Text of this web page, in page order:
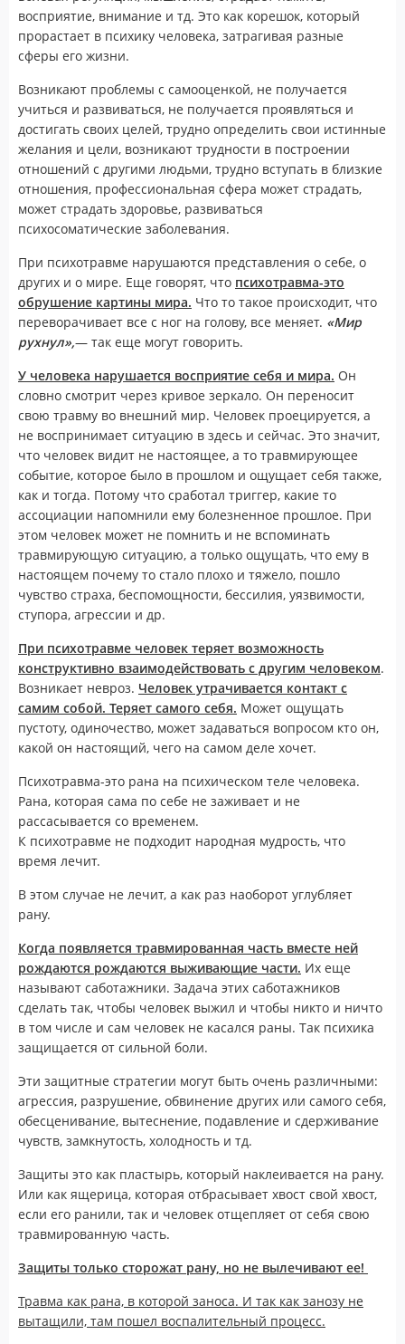
восприятие, внимание и тд. Это как корешок, который
прорастает в психику человека, затрагивая разные
сферы его жизни.
Возникают проблемы с самооценкой, не получается
учиться и развиваться, не получается проявляться и
достигать своих целей, трудно определить свои истинные
желания и цели, возникают трудности в построении
отношений с другими людьми, трудно вступать в близкие
отношения, профессиональная сфера может страдать,
может страдать здоровье, развиваться
психосоматические заболевания.
При психотравме нарушаются представления о себе, о
других и о мире. Еще говорят, что психотравма-это
обрушение картины мира. Что то такое происходит, что
переворачивает все с ног на голову, все меняет. «Мир
рухнул»,— так еще могут говорить.
У человека нарушается восприятие себя и мира. Он
словно смотрит через кривое зеркало. Он переносит
свою травму во внешний мир. Человек проецируется, а
не воспринимает ситуацию в здесь и сейчас. Это значит,
что человек видит не настоящее, а то травмирующее
событие, которое было в прошлом и ощущает себя также,
как и тогда. Потому что сработал триггер, какие то
ассоциации напомнили ему болезненное прошлое. При
этом человек может не помнить и не вспоминать
травмирующую ситуацию, а только ощущать, что ему в
настоящем почему то стало плохо и тяжело, пошло
чувство страха, беспомощности, бессилия, уязвимости,
ступора, агрессии и др.
При психотравме человек теряет возможность
конструктивно взаимодействовать с другим человеком.
Возникает невроз. Человек утрачивается контакт с
самим собой. Теряет самого себя. Может ощущать
пустоту, одиночество, может задаваться вопросом кто он,
какой он настоящий, чего на самом деле хочет.
Психотравма-это рана на психическом теле человека.
Рана, которая сама по себе не заживает и не
рассасывается со временем.
К психотравме не подходит народная мудрость, что
время лечит.
В этом случае не лечит, а как раз наоборот углубляет
рану.
Когда появляется травмированная часть вместе ней
рождаются рождаются выживающие части. Их еще
называют саботажники. Задача этих саботажников
сделать так, чтобы человек выжил и чтобы никто и ничто
в том числе и сам человек не касался раны. Так психика
защищается от сильной боли.
Эти защитные стратегии могут быть очень различными:
агрессия, разрушение, обвинение других или самого себя,
обесценивание, вытеснение, подавление и сдерживание
чувств, замкнутость, холодность и тд.
Защиты это как пластырь, который наклеивается на рану.
Или как ящерица, которая отбрасывает хвост свой хвост,
если его ранили, так и человек отщепляет от себя свою
травмированную часть.
Защиты только сторожат рану, но не вылечивают ее!
Травма как рана, в которой заноса. И так как занозу не
вытащили, там пошел воспалительный процесс.